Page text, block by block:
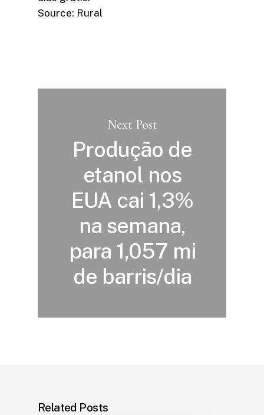
Source: Rural
Next Post
Produção de
etanol nos
EUA cai 1,3%
na semana,
para 1,057 mi
de barris/dia
Related Posts